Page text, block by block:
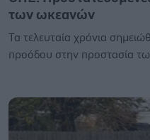
των ωκεανών
Τα τελευταία χρόνια
προόδου στην προστασία